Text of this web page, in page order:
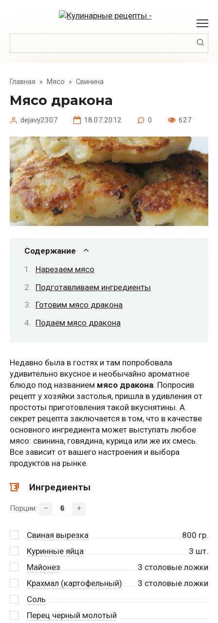
Главная » Мясо » Свинина
Мясо дракона
dejavy2307 18.07.2012 0 627
Содержание
Нарезаем мясо
Подготавливаем ингредиенты
Готовим мясо дракона
Подаем мясо дракона
Недавно была в гостях и там попробовала
удивительно вкусное и необычайно ароматное
блюдо под названием мясо дракона. Попросив
рецепт у хозяйки застолья, пришла в удивления от
простоты приготовления такой вкуснятины. А
секрет рецепта заключается в том, что в качестве
основного ингредиента может выступать любое
мясо: свинина, говядина, курица или же их смесь.
Все зависит от вашего настроения и выбора
продуктов на рынке.
Ингредиенты
Порции: – +
Свиная вырезка 800 гр.
Куринные яйца
3 шт.
Майонез
3 столовые ложки
Крахмал (картофельный)
3 столовые ложки
Соль
Перец черный молотый